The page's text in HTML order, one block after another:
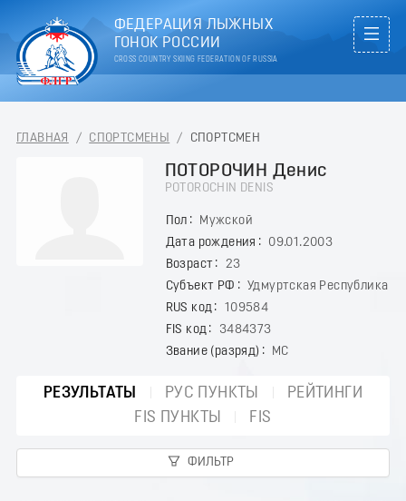
ФЕДЕРАЦИЯ ЛЫЖНЫХ
ГОНОК РОССИИ
CROSS COUNTRY SKIING FEDERATION OF RUSSIA
ГЛАВНАЯ / СПОРТСМЕНЫ / СПОРТСМЕН
ПОТОРОЧИН Денис
POTOROCHIN DENIS
Пол
Мужской
Дата рождения
09.01.2003
Возраст
23
Субъект РФ
Удмуртская Республика
RUS код
109584
FIS код
3484373
Звание (разряд)
МС
РЕЗУЛЬТАТЫ РУС ПУНКТЫ
РЕЙТИНГИ
FIS ПУНКТЫ
FIS
ФИЛЬТР